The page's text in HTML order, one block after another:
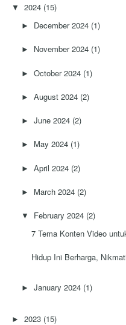
▼ 2024 (15)
► December 2024 (1)
► November 2024 (1)
►October 2024 (1)
►August 2024 (2)
►June 2024 (2)
► May 2024 (1)
►April 2024 (2)
► March 2024 (2)
▼ February 2024 (2)
7 Tema Konten Video
Hidup Ini Berharga,
►January 2024 (1)
►2023 (15)